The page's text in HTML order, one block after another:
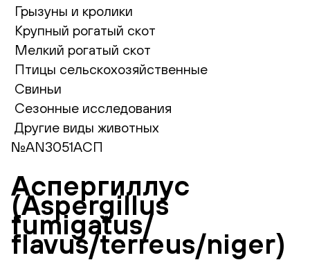
Грызуны и кролики
Крупный рогатый скот
Мелкий рогатый скот
Птицы сельскохозяйственные
Свиньи
Сезонные исследования
Другие виды животных
№AN3051АСП
Аспергиллус
(Aspergillus
fumigatus/
flavus/terreus/niger)